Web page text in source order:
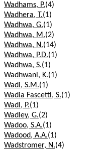
Wadhams, P.(4)
Wadhera, T.(1)
Wadhwa, G.(1)
Wadhwa, M.(2)
Wadhwa, N.(14)
Wadhwa, P.D.(1)
Wadhwa, S.(1)
Wadhwani, K.(1)
Wadi, S.M.(1)
Wadia Fascetti, S.(1)
Wadl, P.(1)
Wadley, G.(2)
Wadoo, S.A.(1)
Wadood, A.A.(1)
Wadstromer, N.(4)